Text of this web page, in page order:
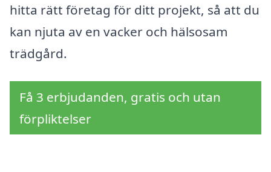
hitta rätt företag för ditt projekt, så att du
kan njuta av en vacker och hälsosam
trädgård.
Få 3 erbjudanden, gratis och utan
förpliktelser